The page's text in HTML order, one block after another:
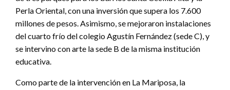
Perla Oriental, con una inversión que supera los 7.600
millones de pesos. Asimismo, se mejoraron instalaciones
del cuarto frío del colegio Agustín Fernández (sede C), y
se intervino con arte la sede B de la misma institución
educativa.
Como parte de la intervención en La Mariposa, la